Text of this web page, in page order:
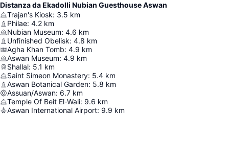
Distanza da Ekadolli Nubian Guesthouse Aswan
Trajan's Kiosk: 3.5 km
Philae: 4.2 km
Nubian Museum: 4.6 km
Unfinished Obelisk: 4.8 km
Agha Khan Tomb: 4.9 km
Aswan Museum: 4.9 km
Shallal: 5.1 km
Saint Simeon Monastery: 5.4 km
Aswan Botanical Garden: 5.8 km
Assuan/Aswan: 6.7 km
Temple Of Beit El-Wali: 9.6 km
Aswan International Airport: 9.9 km